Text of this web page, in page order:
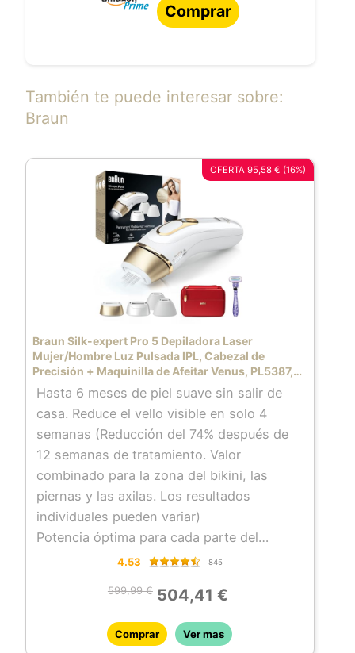
Comprar
También te puede interesar sobre:
Braun
OFERTA 95,58 € (16%)
Braun Silk-expert Pro 5 Depiladora Laser
Mujer/Hombre Luz Pulsada IPL, Cabezal de
Precisión + Maquinilla de Afeitar Venus, PL5387,
Dorada/Blanca
Hasta 6 meses de piel suave sin salir de
casa. Reduce el vello visible en solo 4
semanas (Reducción del 74% después de
12 semanas de tratamiento. Valor
combinado para la zona del bikini, las
piernas y las axilas. Los resultados
individuales pueden variar)
Potencia óptima para cada parte del
cuerpo con la tecnología Skin pro 2.0
de belleza y que se adapta automática y
continuamente al tono de tu piel
La luz pulsada (IPL) más rápida de Braun
4.53 845
599,99 € 504,41 €
Comprar Ver mas